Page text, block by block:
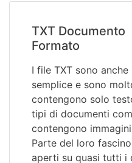
TXT Documento
Formato
I file TXT sono
semplice e sono
contengono solo
tipi di documenti
contengono
Parte del loro
aperti su quasi tutti i